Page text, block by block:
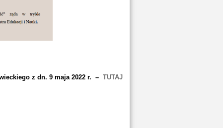
z dn. 9 maja 2022 r. –TUTAJ